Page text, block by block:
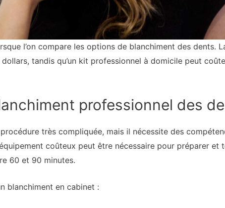
l’on compare les options de blanchiment des dents.
tandis qu’un kit professionnel à domicile peut
professionnel des
très compliquée, mais il nécessite des
coûteux peut être nécessaire pour préparer et
60 et 90 minutes.
blanchiment en cabinet :